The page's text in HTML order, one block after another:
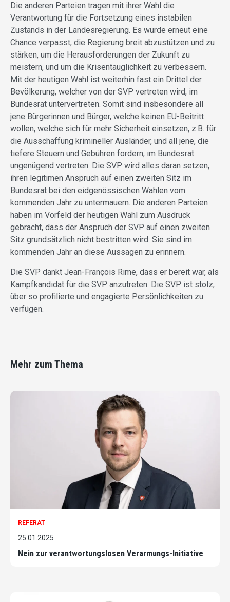
Die anderen Parteien tragen mit ihrer Wahl die
Verantwortung für die Fortsetzung eines instabilen
Zustands in der Landesregierung. Es wurde erneut eine
Chance verpasst, die Regierung breit abzustützen und zu
stärken, um die Herausforderungen der Zukunft zu
meistern, und um die Krisentauglichkeit zu verbessern.
Mit der heutigen Wahl ist weiterhin fast ein Drittel der
Bevölkerung, welcher von der SVP vertreten wird, im
Bundesrat untervertreten. Somit sind insbesondere all
jene Bürgerinnen und Bürger, welche keinen EU-Beitritt
wollen, welche sich für mehr Sicherheit einsetzen, z.B. für
die Ausschaffung krimineller Ausländer, und all jene, die
tiefere Steuern und Gebühren fordern, im Bundesrat
ungenügend vertreten. Die SVP wird alles daran setzen,
ihren legitimen Anspruch auf einen zweiten Sitz im
Bundesrat bei den eidgenössischen Wahlen vom
kommenden Jahr zu untermauern. Die anderen Parteien
haben im Vorfeld der heutigen Wahl zum Ausdruck
gebracht, dass der Anspruch der SVP auf einen zweiten
Sitz grundsätzlich nicht bestritten wird. Sie sind im
kommenden Jahr an diese Aussagen zu erinnern.
Die SVP dankt Jean-François Rime, dass er bereit war, als
Kampfkandidat für die SVP anzutreten. Die SVP ist stolz,
über so profilierte und engagierte Persönlichkeiten zu
verfügen.
Mehr zum Thema
REFERAT
25.01.2025
Nein zur verantwortungslosen Verarmungs-Initiative